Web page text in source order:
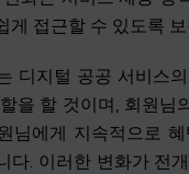
게 접근할 수 있도록
디지털 공공 서비스
을 할 것이며, 회원님
님에게 지속적으로
다. 이러한 변화가 전